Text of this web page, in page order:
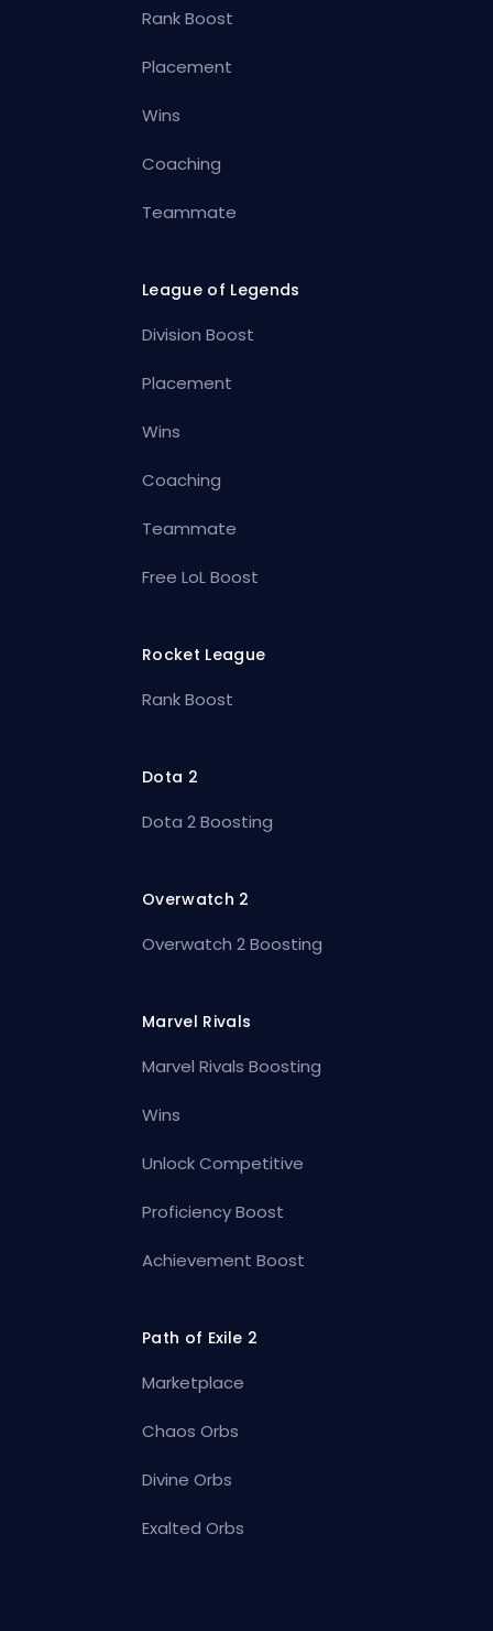
Rank Boost
Placement
Wins
Coaching
Teammate
League of Legends
Division Boost
Placement
Wins
Coaching
Teammate
Free LoL Boost
Rocket League
Rank Boost
Dota 2
Dota 2 Boosting
Overwatch 2
Overwatch 2 Boosting
Marvel Rivals
Marvel Rivals Boosting
Wins
Unlock Competitive
Proficiency Boost
Achievement Boost
Path of Exile 2
Marketplace
Chaos Orbs
Divine Orbs
Exalted Orbs